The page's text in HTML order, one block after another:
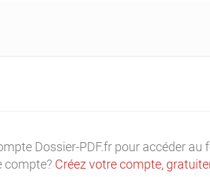
Dossier-PDF.fr pour accéder
compte? Créez votre compte,